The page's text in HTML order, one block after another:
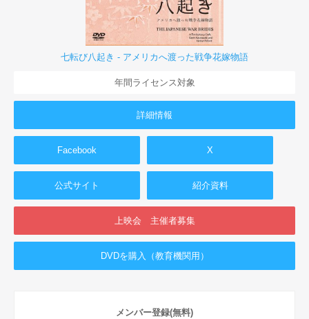
七転び八起き - アメリカへ渡った戦争花嫁物語
年間ライセンス対象
詳細情報
Facebook X
公式サイト 紹介資料
上映会 主催者募集
DVDを購入（教育機関用）
メンバー登録(無料)